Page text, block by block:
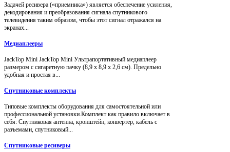
Задачей ресивера («приемника») является обеспечение усиления,
декодирования и преобразования сигнала спутникового
телевидения таким образом, чтобы этот сигнал отражался на
экранах...
Медиаплееры
JackTop Mini JackTop Mini Ультрапортативный медиаплеер
размером с сигаретную пачку (8,9 x 8,9 x 2,6 см). Предельно
удобная и простая в...
Спутниковые комплекты
Типовые комплекты оборудования для самостоятельной или
профессиональной установки.Комплект как правило включает в
себя: Спутниковая антенна, кронштейн, конвертер, кабель с
разъемами, спутниковый...
Спутниковые ресиверы